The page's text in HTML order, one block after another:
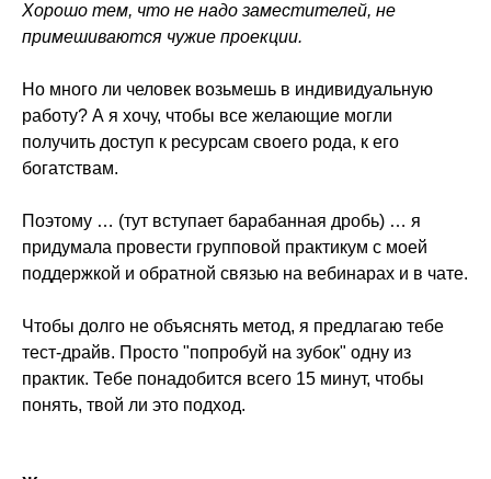
Хорошо тем, что не надо заместителей, не
примешиваются чужие проекции.
Но много ли человек возьмешь в индивидуальную
работу? А я хочу, чтобы все желающие могли
получить доступ к ресурсам своего рода, к его
богатствам.
Поэтому … (тут вступает барабанная дробь) … я
придумала провести групповой практикум с моей
поддержкой и обратной связью на вебинарах и в чате.
Чтобы долго не объяснять метод, я предлагаю тебе
тест-драйв. Просто "попробуй на зубок" одну из
практик. Тебе понадобится всего 15 минут, чтобы
понять, твой ли это подход.